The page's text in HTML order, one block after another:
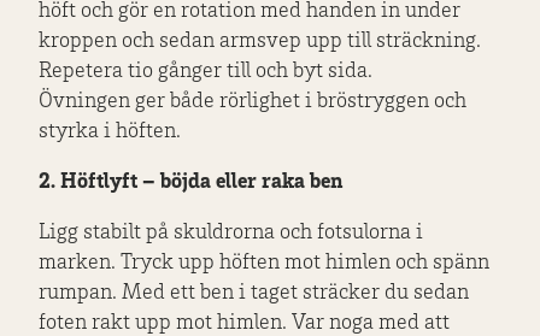
höft och gör en rotation med handen in under
kroppen och sedan armsvep upp till sträckning.
Repetera tio gånger till och byt sida.
Övningen ger både rörlighet i bröstryggen och
styrka i höften.
2. Höftlyft – böjda eller raka ben
Ligg stabilt på skuldrorna och fotsulorna i
marken. Tryck upp höften mot himlen och spänn
rumpan. Med ett ben i taget sträcker du sedan
foten rakt upp mot himlen. Var noga med att